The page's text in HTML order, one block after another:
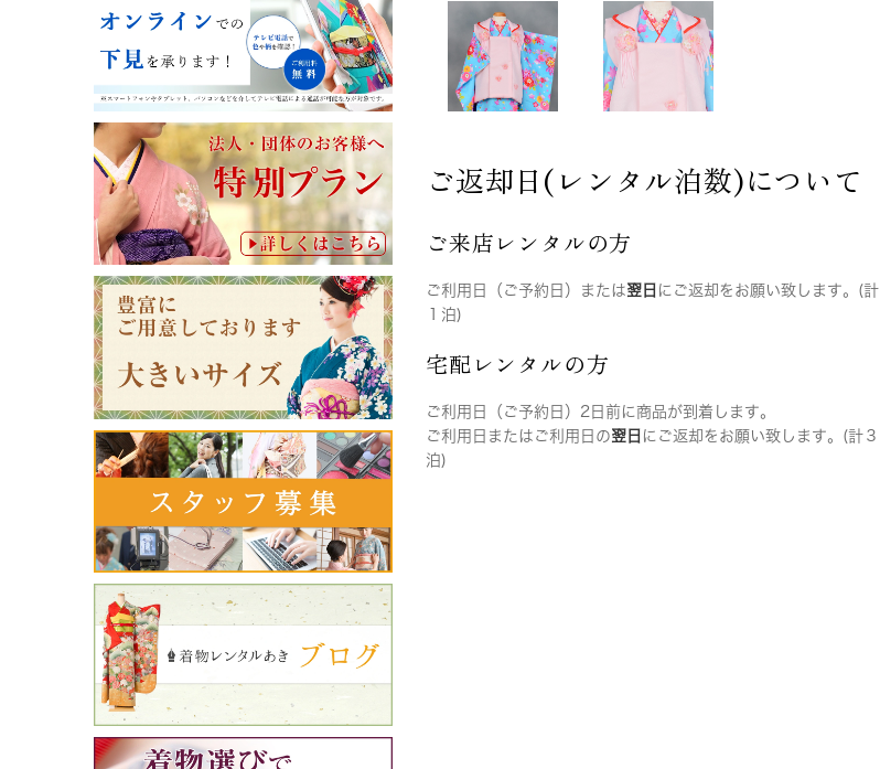
ご返却日(レンタル泊数)について
ご来店レンタルの方
ご利用日（ご予約日）または翌日 にご返却をお願い致します。(計
１泊)
宅配レンタルの方
ご利用日（ご予約日）2日前に商品が到着します。
ご利用日またはご利用日の翌日 にご返却をお願い致します。(計３
泊)